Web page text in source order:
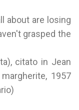
about are losing
grasped the
citato in Jean
1957